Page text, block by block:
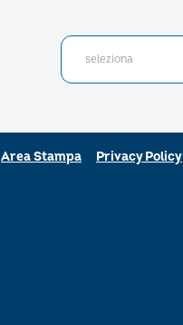
Area Stampa Privacy Policy